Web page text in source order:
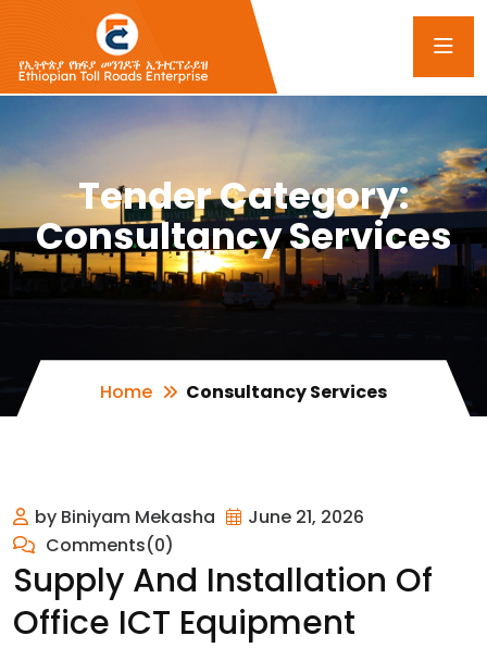
Tender Category:
Consultancy Services
Home Consultancy Services
by Biniyam Mekasha
June 21, 2026
Comments(0)
Supply And Installation Of
Office ICT Equipment